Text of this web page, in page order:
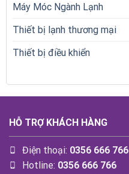
Máy Móc Ngành Lạnh
Thiết bị lạnh thương mại
Thiết bị điều khiển
HỖ TRỢ KHÁCH HÀNG
Điện thoại: 0356 666 766
Hotline: 0356 666 766